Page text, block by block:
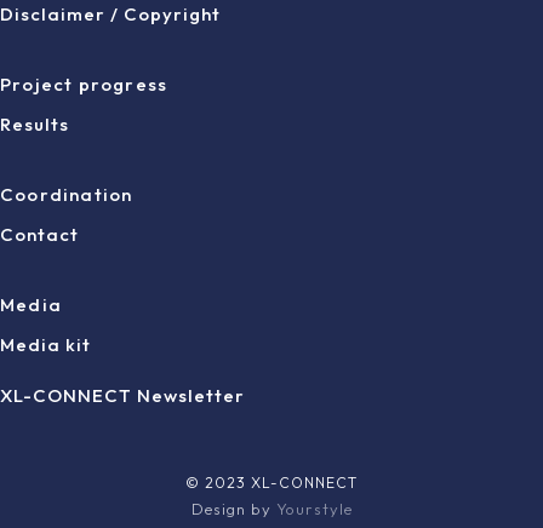
Disclaimer / Copyright
Project progress
Results
Coordination
Contact
Media
Media kit
XL-CONNECT Newsletter
© 2023 XL-CONNECT
Design by Yourstyle